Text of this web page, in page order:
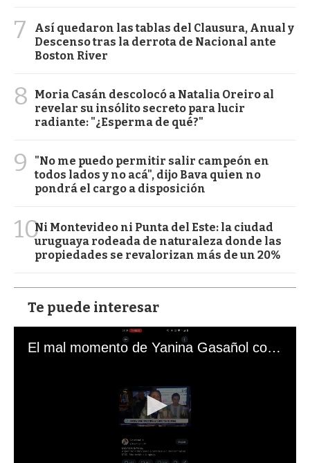
7
Así quedaron las tablas del Clausura, Anual y
Descenso tras la derrota de Nacional ante
Boston River
8
Moria Casán descolocó a Natalia Oreiro al
revelar su insólito secreto para lucir
radiante: "¿Esperma de qué?"
9
"No me puedo permitir salir campeón en
todos lados y no acá", dijo Bava quien no
pondrá el cargo a disposición
10Ni Montevideo ni Punta del Este: la ciudad
uruguaya rodeada de naturaleza donde las
propiedades se revalorizan más de un 20%
Te puede interesar
El mal momento de Yanina Gasañol con un hincha argentino en "Subrayado"